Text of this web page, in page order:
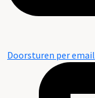
Doorsturen per email